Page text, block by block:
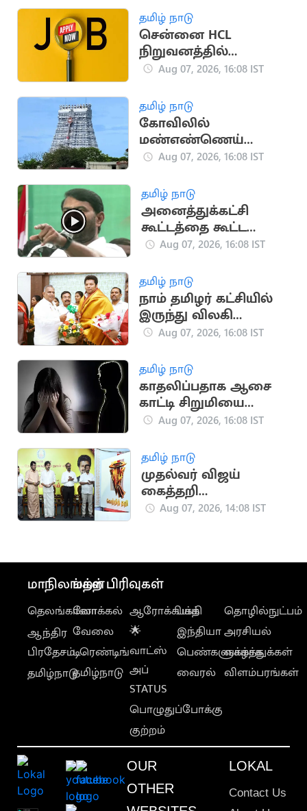
தகவல்
தமிழ் நாடு
சென்னை HCL
நிறுவனத்தில்
வேலைவாய்ப்பு:
நேர்முகத் தேர்வு!
Aug 07, 2026, 16:08 IST
தமிழ் நாடு
கோவிலில்
மண்எண்ணெய்
ஊற்றி தீக்குளித்த
அதிர்ஷ்டவசமாக உயிர்
பிழைத்தார்
Aug 07, 2026, 16:08 IST
தமிழ் நாடு
அனைத்துக்கட்சி
கூட்டத்தை கூட்ட
வேண்டும்.. சீமான்
Aug 07, 2026, 16:08 IST
தமிழ் நாடு
நாம் தமிழர் கட்சியில்
இருந்து விலகி
தவெகவில் இணைந்த
Aug 07, 2026, 16:08 IST
தமிழ் நாடு
காதலிப்பதாக ஆசை
காட்டி சிறுமியை
பலாத்காரம் செய்த
Aug 07, 2026, 16:08 IST
தமிழ் நாடு
முதல்வர் விஜய்
கைத்தறி
கண்காட்சியை
Aug 07, 2026, 14:08 IST
மாநிலங்கள்
தெலங்கானா
ஆந்திர
பிரதேசம்
தமிழ்நாடு
மற்ற பிரிவுகள்
லோக்கல்
வேலை
டிரெண்டிங்
தமிழ்நாடு
ஆரோக்கியம்
🌟
வாட்ஸ்
அப்
STATUS
பொழுதுப்போக்கு
குற்றம்
பக்தி
இந்தியா
பெண்களுக்காக
வைரல்
தொழில்நுட்பம்
அரசியல்
வாழ்த்துக்கள்
விளம்பரங்கள்
OUR
OTHER
LOKAL
Contact Us